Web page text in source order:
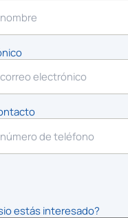
estás interesado?